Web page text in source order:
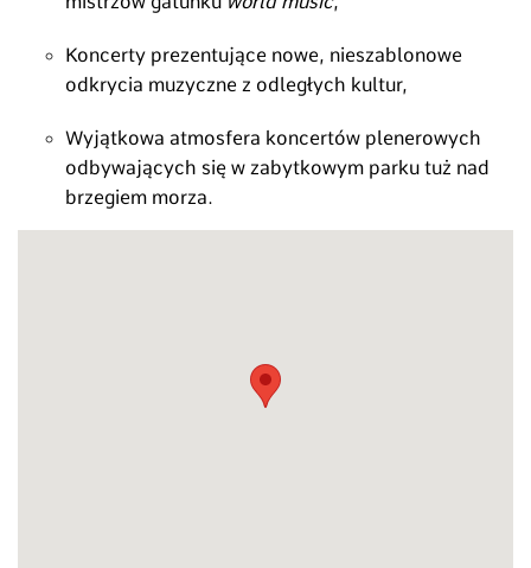
Koncerty prezentujące nowe, nieszablonowe
odkrycia muzyczne z odległych kultur,
Wyjątkowa atmosfera koncertów plenerowych
odbywających się w zabytkowym parku tuż nad
brzegiem morza.